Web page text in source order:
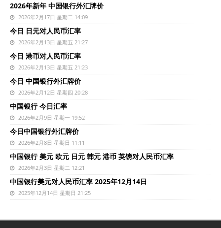
2026年新年 中国银行外汇牌价
2026年2月17日 星期二 14:09
今日 日元对人民币汇率
2026年2月13日 星期五 21:27
今日 港币对人民币汇率
2026年2月13日 星期五 21:23
今日 中国银行外汇牌价
2026年2月12日 星期四 20:28
中国银行 今日汇率
2026年2月9日 星期一 19:52
今日中国银行外汇牌价
2026年2月8日 星期日 11:11
中国银行 美元 欧元 日元 韩元 港币 英镑对人民币汇率
2026年2月3日 星期二 12:21
中国银行美元对人民币汇率 2025年12月14日
2025年12月14日 星期日 21:25